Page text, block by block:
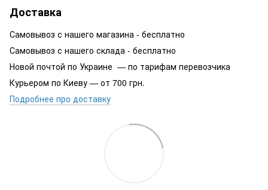
Доставка
Самовывоз с нашего магазина - бесплатно
Самовывоз с нашего склада - бесплатно
Новой почтой по Украине — по тарифам перевозчика
Курьером по Киеву — от 700 грн.
Подробнее про доставку